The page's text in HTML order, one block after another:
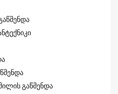
გაწმენდა